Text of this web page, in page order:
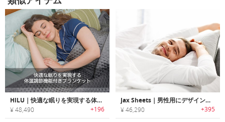
HILU｜快適な眠りを実現する体温調節機能付きブランケット「ヒールー」
¥ 48,490 +196
Jax Sheets｜男性用にデザインされたに吸水性・通気性に優れたメンズベッドシーツ「ジャックスシーツ」
¥ 46,290 +395